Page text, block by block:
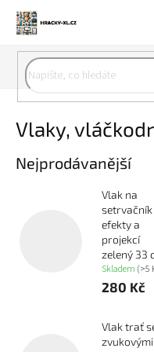
obsah
Vlaky,
Nejprodávanější
Vlak na
setrvačník
efekty a
projekcí
zelený 33
Skladem (>5
280 Kč
Vlak trať
zvukovými